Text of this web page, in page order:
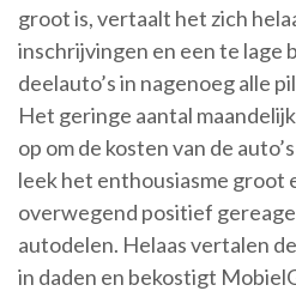
groot is, vertaalt het zich
inschrijvingen en een te lage
deelauto’s in nagenoeg alle
Het geringe aantal
op om de kosten van de
leek het enthousiasme groot
overwegend positief
autodelen. Helaas vertalen
in daden en bekostigt